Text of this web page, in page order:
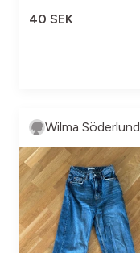
40 SEK
Wilma Söderlund